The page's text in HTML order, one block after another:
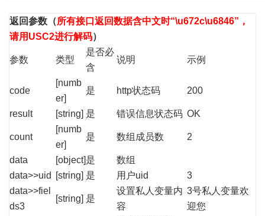
返回参数 （所有接口返回数据含中文时“\u672c\u6846”，
请用USC2进行解码）
参数 类型
是否必
含
说明 示例
code
[numb
er]
是 http状态码 200
result [string] 是 错误信息状态码 OK
count
[numb
er]
是 数组成员数 2
data [object]是
数组
data>>uid
[string] 是 用户uid
3
data>>fiel
ds3
[string] 是
设置私人变量内
容
3号私人变量欢
迎您